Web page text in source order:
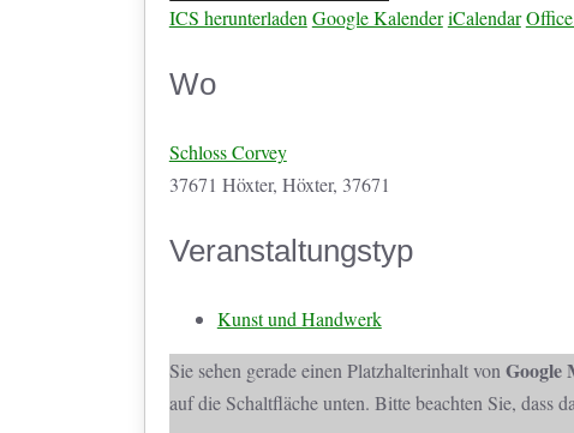
ICS herunterladen Google Kalender iCalendar
Wo
Schloss Corvey
37671 Höxter, Höxter, 37671
Veranstaltungstyp
Kunst und Handwerk
Sie sehen gerade einen Platzhalterinhalt von Google
auf die Schaltfläche unten. Bitte beachten Sie, dass